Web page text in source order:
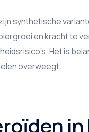
synthetische
en kracht te
Het is
overweegt.